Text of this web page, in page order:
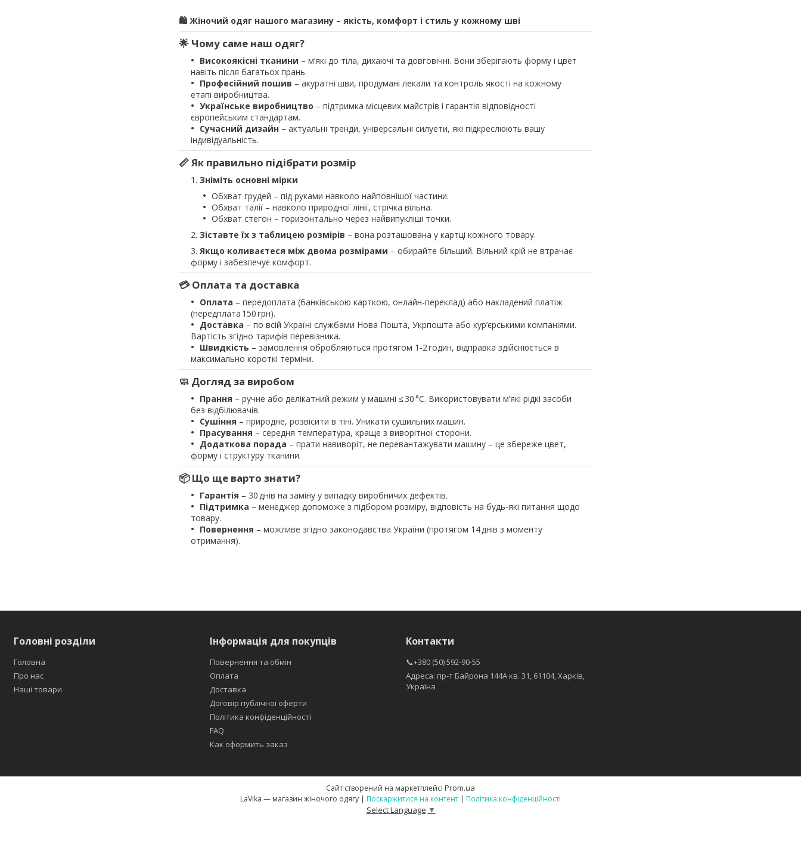
🛍️ Жіночий одяг нашого магазину – якість, комфорт і стиль у кожному шві
🌟 Чому саме наш одяг?
Високоякісні тканини – м’які до тіла, дихаючі та довговічні. Вони зберігають форму і цвет
навіть після багатьох прань.
Професійний пошив – акуратні шви, продумані лекали та контроль якості на кожному
етапі виробництва.
Українське виробництво – підтримка місцевих майстрів і гарантія відповідності
європейським стандартам.
Сучасний дизайн – актуальні тренди, універсальні силуети, які підкреслюють вашу
індивідуальність.
📏 Як правильно підібрати розмір
Зніміть основні мірки
Обхват грудей – під руками навколо найповнішої частини.
Обхват талії – навколо природної лінії, стрічка вільна.
Обхват стегон – горизонтально через найвипукліші точки.
Зіставте їх з таблицею розмірів – вона розташована у картці кожного товару.
Якщо коливаєтеся між двома розмірами – обирайте більший. Вільний крій не втрачає
форму і забезпечує комфорт.
💳 Оплата та доставка
Оплата – передоплата (банківською карткою, онлайн‑переклад) або накладений платіж
(передплата 150 грн).
Доставка – по всій Україні службами Нова Пошта, Укрпошта або кур’єрськими компаніями.
Вартість згідно тарифів перевізника.
Швидкість – замовлення обробляються протягом 1‑2 годин, відправка здійснюється в
максимально короткі терміни.
🧼 Догляд за виробом
Прання – ручне або делікатний режим у машині ≤ 30 °C. Використовувати м’які рідкі засоби
без відбілювачів.
Сушіння – природне, розвісити в тіні. Уникати сушильних машин.
Прасування – середня температура, краще з виворітної сторони.
Додаткова порада – прати навиворіт, не перевантажувати машину – це збереже цвет,
форму і структуру тканини.
📦 Що ще варто знати?
Гарантія – 30 днів на заміну у випадку виробничих дефектів.
Підтримка – менеджер допоможе з підбором розміру, відповість на будь‑які питання щодо
товару.
Повернення – можливе згідно законодавства України (протягом 14 днів з моменту
отримання).
Головні розділи
Головна
Про нас
Наші товари
Інформація для покупців
Повернення та обмін
Оплата
Доставка
Договір публічної оферти
Політика конфіденційності
FAQ
Как оформить заказ
Контакти
📞+380 (50) 592-90-55
Адреса: пр-т Байрона 144А кв. 31, 61104, Харків,
Україна
Сайт створений на маркетплейсі Prom.ua
LaVika — магазин жіночого одягу | Поскаржитися на контент | Політика конфіденційності
Select Language ▼